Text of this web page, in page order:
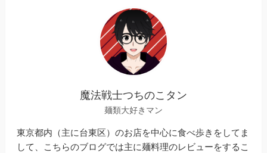
魔法戦士つちのこタン
麺類大好きマン
東京都内（主に台東区）のお店を中心に食べ歩きをしてま
して、こちらのブログでは主に麺料理のレビューをするこ